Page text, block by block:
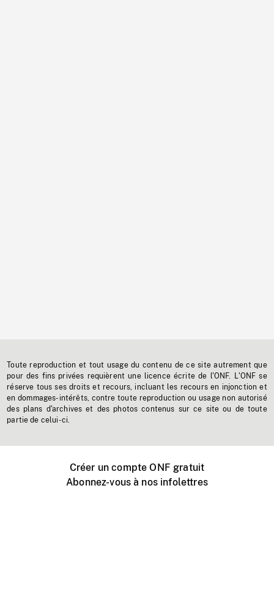
Toute reproduction et tout usage du contenu de ce site autrement que
pour des fins privées requièrent une licence écrite de l'ONF. L'ONF se
réserve tous ses droits et recours, incluant les recours en injonction et
en dommages-intérêts, contre toute reproduction ou usage non autorisé
des plans d'archives et des photos contenus sur ce site ou de toute
partie de celui-ci.
Créer un compte ONF gratuit
Abonnez-vous à nos infolettres